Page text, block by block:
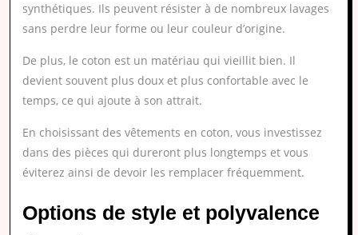
synthétiques. Ils peuvent résister à de nombreux lavages
sans perdre leur forme ou leur couleur d’origine.
De plus, le coton est un matériau qui vieillit bien. Il
devient souvent plus doux et plus confortable avec le
temps, ce qui ajoute à son attrait.
En choisissant des vêtements en coton, vous investissez
dans des pièces qui dureront plus longtemps et vous
éviterez ainsi de devoir les remplacer fréquemment.
Options de style et polyvalence